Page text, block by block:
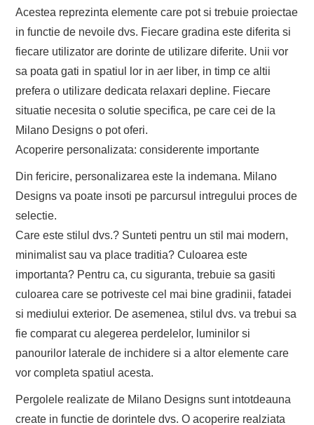
Acestea reprezinta elemente care pot si trebuie proiectae
in functie de nevoile dvs. Fiecare gradina este diferita si
fiecare utilizator are dorinte de utilizare diferite. Unii vor
sa poata gati in spatiul lor in aer liber, in timp ce altii
prefera o utilizare dedicata relaxari depline. Fiecare
situatie necesita o solutie specifica, pe care cei de la
Milano Designs o pot oferi.
Acoperire personalizata: considerente importante
Din fericire, personalizarea este la indemana. Milano
Designs va poate insoti pe parcursul intregului proces de
selectie.
Care este stilul dvs.? Sunteti pentru un stil mai modern,
minimalist sau va place traditia? Culoarea este
importanta? Pentru ca, cu siguranta, trebuie sa gasiti
culoarea care se potriveste cel mai bine gradinii, fatadei
si mediului exterior. De asemenea, stilul dvs. va trebui sa
fie comparat cu alegerea perdelelor, luminilor si
panourilor laterale de inchidere si a altor elemente care
vor completa spatiul acesta.
Pergolele realizate de Milano Designs sunt intotdeauna
create in functie de dorintele dvs. O acoperire realziata